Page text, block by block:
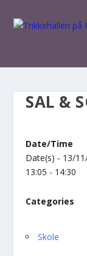
SAL &
Date/Time
Date(s) - 13/
13:05 - 14:30
Categories
Skole